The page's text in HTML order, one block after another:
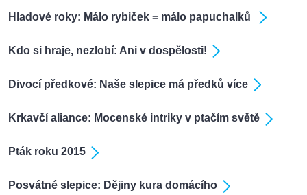
Hladové roky: Málo rybiček = málo papuchalků
Kdo si hraje, nezlobí: Ani v dospělosti!
Divocí předkové: Naše slepice má předků více
Krkavčí aliance: Mocenské intriky v ptačím světě
Pták roku 2015
Posvátné slepice: Dějiny kura domácího